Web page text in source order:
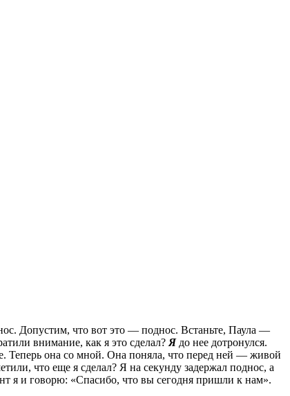
Допустим, что вот это — поднос. Встаньте, Паула —
внимание, как я это сделал? Ядо нее дотронулся.
Теперь она со мной. Она поняла, что перед ней — живой
что еще я сделал? Я на секунду задержал поднос, а
я и говорю: «Спасибо, что вы сегодня пришли к нам».